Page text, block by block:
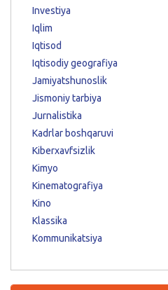
Investiya
Iqlim
Iqtisod
Iqtisodiy geografiya
Jamiyatshunoslik
Jismoniy tarbiya
Jurnalistika
Kadrlar boshqaruvi
Kiberxavfsizlik
Kimyo
Kinematografiya
Kino
Klassika
Kommunikatsiya